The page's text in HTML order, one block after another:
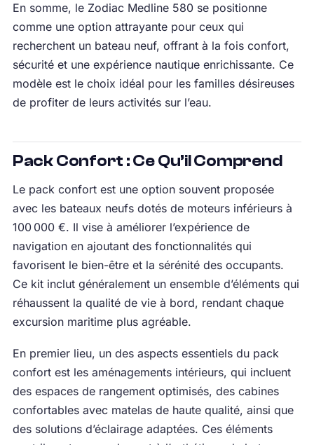
En somme, le Zodiac Medline 580 se positionne
comme une option attrayante pour ceux qui
recherchent un bateau neuf, offrant à la fois confort,
sécurité et une expérience nautique enrichissante. Ce
modèle est le choix idéal pour les familles désireuses
de profiter de leurs activités sur l’eau.
Pack Confort : Ce Qu’il Comprend
Le pack confort est une option souvent proposée
avec les bateaux neufs dotés de moteurs inférieurs à
100 000 €. Il vise à améliorer l’expérience de
navigation en ajoutant des fonctionnalités qui
favorisent le bien-être et la sérénité des occupants.
Ce kit inclut généralement un ensemble d’éléments qui
réhaussent la qualité de vie à bord, rendant chaque
excursion maritime plus agréable.
En premier lieu, un des aspects essentiels du pack
confort est les aménagements intérieurs, qui incluent
des espaces de rangement optimisés, des cabines
confortables avec matelas de haute qualité, ainsi que
des solutions d’éclairage adaptées. Ces éléments